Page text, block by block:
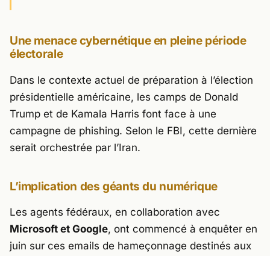
Une menace cybernétique en pleine période
électorale
Dans le contexte actuel de préparation à l’élection
présidentielle américaine, les camps de Donald
Trump et de Kamala Harris font face à une
campagne de phishing. Selon le FBI, cette dernière
serait orchestrée par l’Iran.
L’implication des géants du numérique
Les agents fédéraux, en collaboration avec
Microsoft et Google, ont commencé à enquêter en
juin sur ces emails de hameçonnage destinés aux